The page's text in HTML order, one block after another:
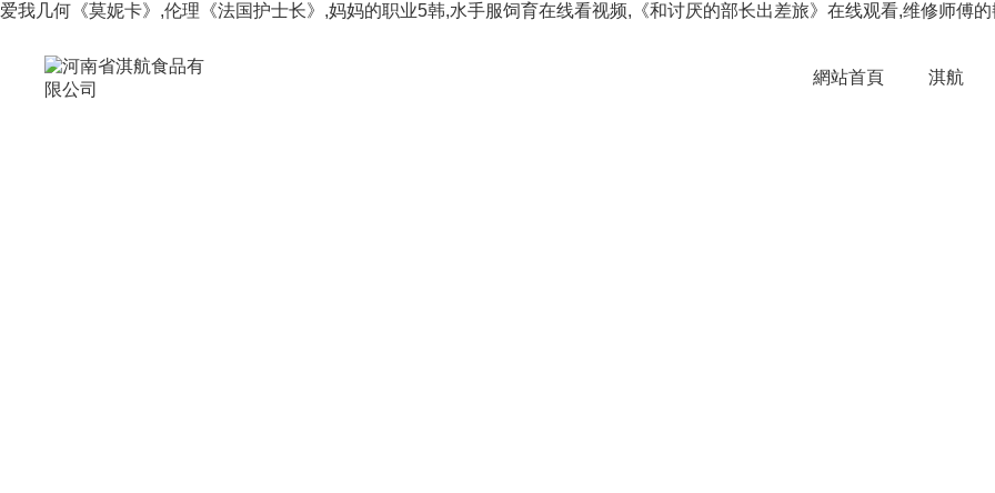
爱我几何《莫妮卡》,伦理《法国护士长》,妈妈的职业5韩,水手服饲育在线看视频,《和讨厌的部长出差旅》在线观看,维修师傅
網站首頁 淇航